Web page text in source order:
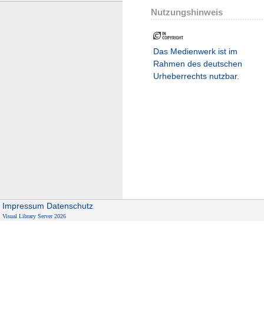
Nutzungshinweis
Das Medienwerk ist im
Rahmen des deutschen
Urheberrechts nutzbar.
Impressum Datenschutz
Visual Library Server 2026